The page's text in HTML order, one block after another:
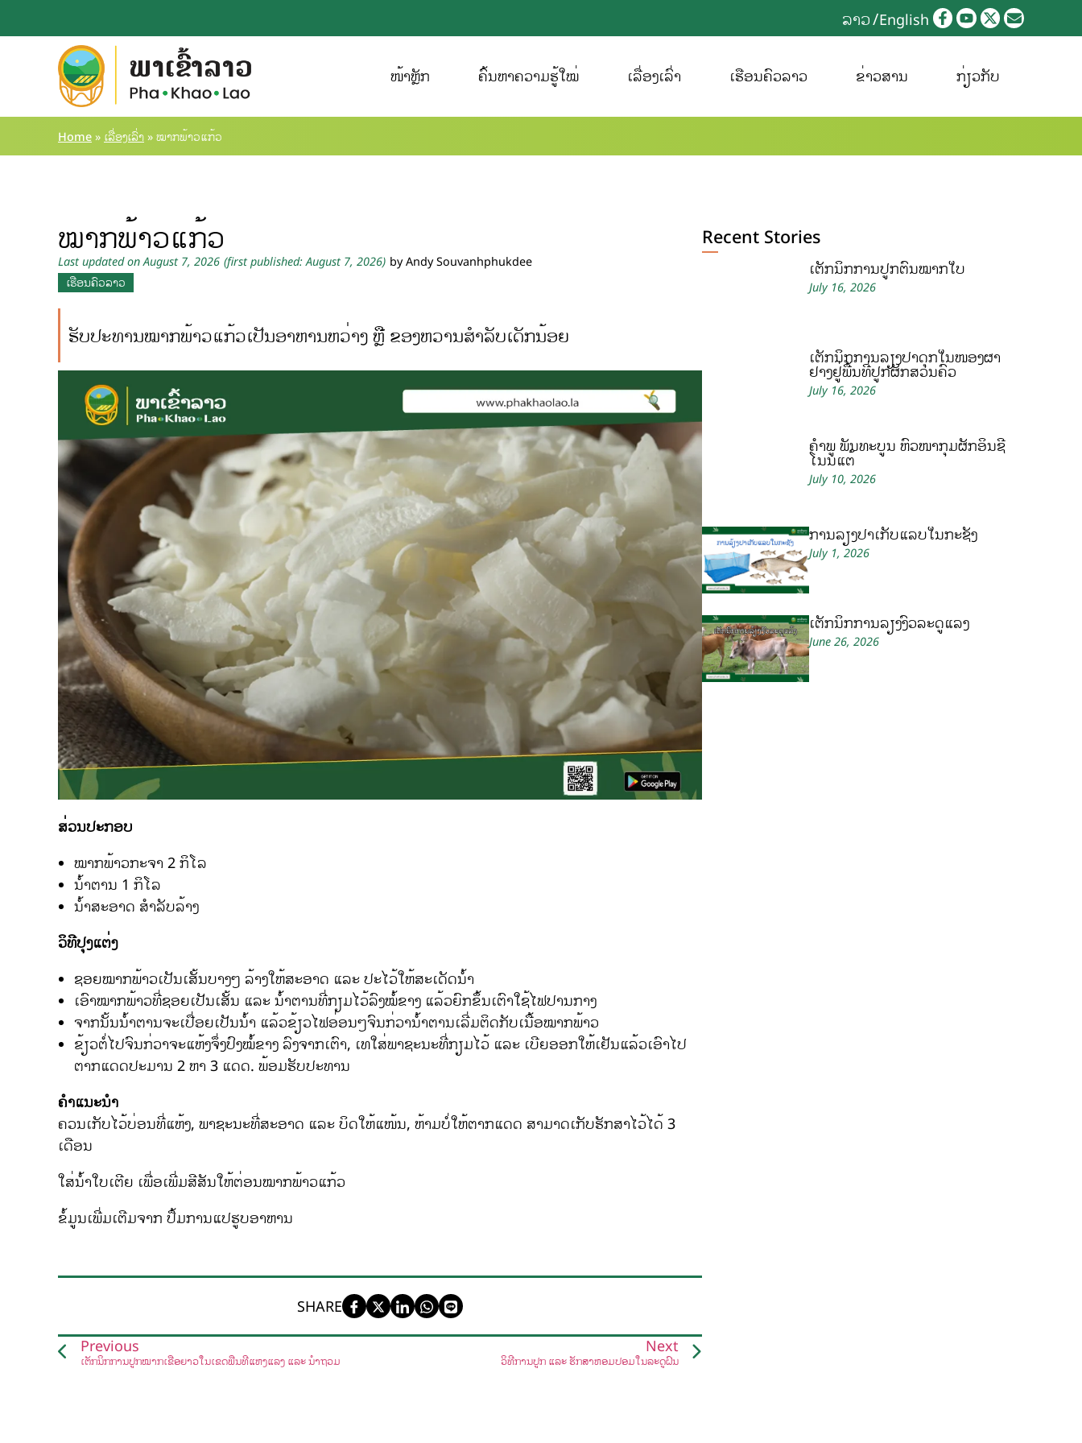
ລາວ English
ໜ້າຫຼັກ ຄົ້ນຫາຄວາມຮູ້ໃໝ່ ເລື່ອງເລົ່າ ເຮືອນຄົວລາວ ຂ່າວສານ ກ່ຽວກັບ
Home » ເລື່ອງເລົ່າ » ໝາກພ້າວແກ້ວ
ໝາກພ້າວແກ້ວ
Last updated on August 7, 2026 (first published: August 7, 2026) by Andy Souvanhphukdee
ເຮືອນຄົວລາວ
ຮັບປະທານໝາກພ້າວແກ້ວເປັນອາຫານຫວ່າງ ຫຼື ຂອງຫວານສຳລັບເດັກນ້ອຍ
ສ່ວນປະກອບ
ໝາກພ້າວກະຈາ 2 ກິໂລ
ນ້ຳຕານ 1 ກິໂລ
ນ້ຳສະອາດ ສຳລັບລ້າງ
ວິທີປຸງແຕ່ງ
ຊອຍໝາກພ້າວເປັນເສັ້ນບາງໆ ລ້າງໃຫ້ສະອາດ ແລະ ປະໄວ້ໃຫ້ສະເດັດນ້ຳ
ເອົາໝາກພ້າວທີ່ຊອຍເປັນເສັ້ນ ແລະ ນ້ຳຕານທີ່ກຽມໄວ້ລົງໝໍ້ຂາງ ແລ້ວຍົກຂຶ້ນເຕົາໃຊ້ໄຟປານກາງ
ຈາກນັ້ນນ້ຳຕານຈະເປື່ອຍເປັນນ້ຳ ແລ້ວຂ້ຽວໄຟອ່ອນໆຈົນກ່ວານ້ຳຕານເລີ່ມຕິດກັບເນື້ອໝາກພ້າວ
ຂ້ຽວຕໍ່ໄປຈົນກ່ວາຈະແຫ້ງຈຶ່ງປົງໝໍ້ຂາງ ລົງຈາກເຕົາ, ເທໃສ່ພາຊະນະທີ່ກຽມໄວ້ ແລະ ເບີຍອອກໃຫ້ເຢັນແລ້ວເອົາໄປ
ຕາກແດດປະມານ 2 ຫາ 3 ແດດ. ພ້ອມຮັບປະທານ
ຄຳແນະນຳ
ຄວນເກັບໄວ້ບ່ອນທີ່ແຫ້ງ, ພາຊະນະທີ່ສະອາດ ແລະ ບິດໃຫ້ແໜ້ນ, ຫ້າມບໍ່ໃຫ້ຕາກແດດ ສາມາດເກັບຮັກສາໄວ້ໄດ້ 3
ເດືອນ
ໃສ່ນ້ຳໃບເຕີຍ ເພື່ອເພີ່ມສີສັນໃຫ້ຕ່ອນໝາກພ້າວແກ້ວ
ຂໍ້ມູນເພີ່ມເຕີມຈາກ ປຶ້ມການແປຮູບອາຫານ
SHARE
Previous
ເຕັກນິກການປູກໝາກເຂືອຍາວໃນເຂດພື້ນທີ່ແຫ້ງແລ້ງ ແລະ ນໍ້າຖ້ວມ
Next
ວິທີການປູກ ແລະ ຮັກສາຫອມປ້ອມໃນລະດູຝົນ
Recent Stories
ເຕັກນິກການປູກຕົ້ນໝາກໃບ
July 16, 2026
ເຕັກນິກການລ້ຽງປາດຸກໃນໜອງຜ້າ
ຢາງຢູ່ພື້ນທີ່ປູກຜັກສວນຄົວ
July 16, 2026
ຄໍາພູ ພັນທະບູນ ຫົວໜ້າກຸ່ມຜັກອິນຊີ
ໂນນແຕ້
July 10, 2026
ການລ້ຽງປາເກັບແລບໃນກະຊັງ
July 1, 2026
ເຕັກນິກການລ້ຽງງົວລະດູແລ້ງ
June 26, 2026